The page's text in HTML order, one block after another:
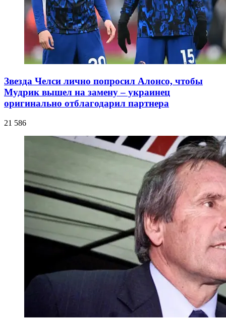
Звезда Челси лично попросил Алонсо, чтобы
Мудрик вышел на замену – украинец
оригинально отблагодарил партнера
21 586